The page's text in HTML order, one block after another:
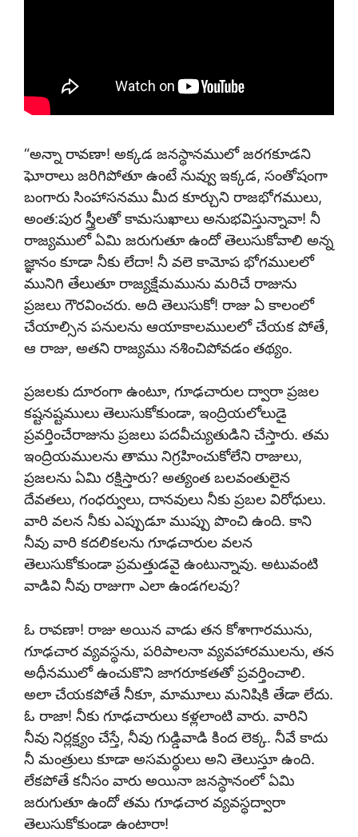
“అన్నా రావణా! అక్కడ జనస్థానములో జరగకూడని
ఘోరాలు జరిగిపోతూ ఉంటే నువ్వు ఇక్కడ, సంతోషంగా
బంగారు సింహాసనము మీద కూర్చుని రాజభోగములు,
అంత:పుర స్త్రీలతో కామసుఖాలు అనుభవిస్తున్నావా! నీ
రాజ్యములో ఏమి జరుగుతూ ఉందో తెలుసుకోవాలి అన్న
జ్ఞానం కూడా నీకు లేదా! నీ వలె కామోప భోగములలో
మునిగి తేలుతూ రాజ్యక్షేమమును మరిచే రాజును
ప్రజలు గౌరవించరు. అది తెలుసుకో! రాజు ఏ కాలంలో
చేయాల్సిన పనులను ఆయాకాలములలో చేయక పోతే,
ఆ రాజు, అతని రాజ్యము నశించిపోవడం తథ్యం.
ప్రజలకు దూరంగా ఉంటూ, గూఢచారుల ద్వారా ప్రజల
కష్టనష్టములు తెలుసుకోకుండా, ఇంద్రియలోలుడై
ప్రవర్తించేరాజును ప్రజలు పదవీచ్యుతుడిని చేస్తారు. తమ
ఇంద్రియములను తాము నిగ్రహించుకోలేని రాజులు,
ప్రజలను ఏమి రక్షిస్తారు? అత్యంత బలవంతులైన
దేవతలు, గంధర్వులు, దానవులు నీకు ప్రబల విరోధులు.
వారి వలన నీకు ఎప్పుడూ ముప్పు పొంచి ఉంది. కాని
నీవు వారి కదలికలను గూఢచారుల వలన
తెలుసుకోకుండా ప్రమత్తుడవై ఉంటున్నావు. అటువంటి
వాడివి నీవు రాజుగా ఎలా ఉండగలవు?
ఓ రావణా! రాజు అయిన వాడు తన కోశాగారమును,
గూఢచార వ్యవస్థను, పరిపాలనా వ్యవహారములను, తన
అధీనములో ఉంచుకొని జాగరూకతతో ప్రవర్తించాలి.
అలా చేయకపోతే నీకూ, మామూలు మనిషికి తేడా లేదు.
ఓ రాజా! నీకు గూఢచారులు కళ్లలాంటి వారు. వారిని
నీవు నిర్లక్ష్యం చేస్తే, నీవు గుడ్డివాడి కింద లెక్క. నీవే కాదు
నీ మంత్రులు కూడా అసమర్థులు అని తెలుస్తూ ఉంది.
లేకపోతే కనీసం వారు అయినా జనస్థానంలో ఏమి
జరుగుతూ ఉందో తమ గూఢచార వ్యవస్థద్వారా
తెలుసుకోకుండా ఉంటారా!